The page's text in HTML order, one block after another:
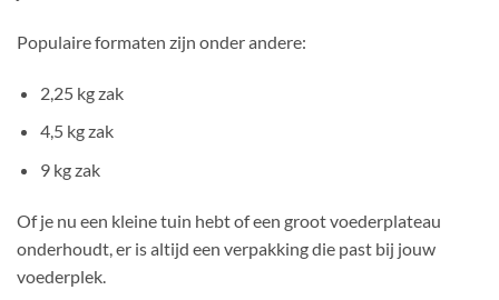
Populaire formaten zijn onder andere:
2,25 kg zak
4,5 kg zak
9 kg zak
Of je nu een kleine tuin hebt of een groot voederplateau
onderhoudt, er is altijd een verpakking die past bij jouw
voederplek.